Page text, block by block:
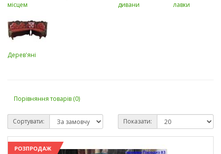
місцем
дивани
лавки
Дерев'яні
Порівняння товарів (0)
Сортувати: Показати:
РОЗПРОДАЖ